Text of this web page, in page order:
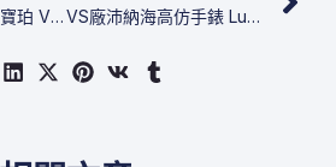
GR廠高仿手錶推薦寶珀 Villeret Quantième Complet
VS廠沛納海高仿手錶 Luminor Submersible PAM 00616